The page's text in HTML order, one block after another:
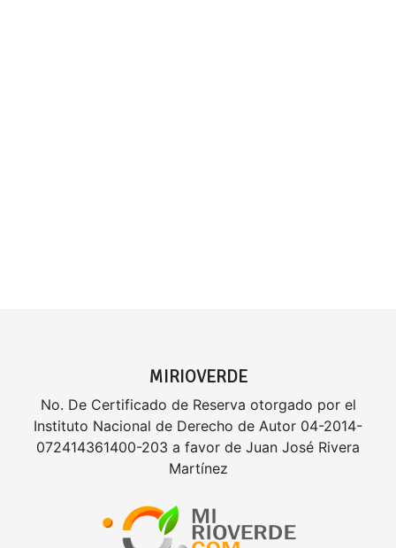
MIRIOVERDE
No. De Certificado de Reserva otorgado por el
Instituto Nacional de Derecho de Autor 04-2014-
072414361400-203 a favor de Juan José Rivera
Martínez